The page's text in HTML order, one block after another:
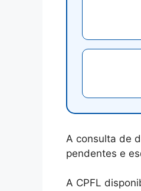
A consulta de
pendentes e
A CPFL